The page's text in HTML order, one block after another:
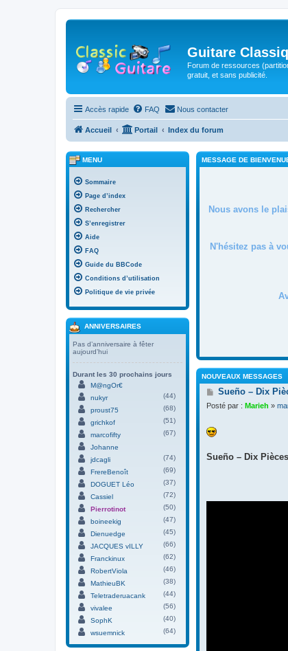
Guitare
Forum de ressources
gratuit, et sans publicité.
Accès rapide FAQ Nous contacter
Accueil Portail Index du forum
MESSAGE DE
Nous avons le
N'hésitez pas à
NOUVEAUX MESSAGES
M
s
a
g
Sueño – Dix
Posté par : Marieh »
Sueño – Dix
MENU
Sommaire
Page d’index
Rechercher
S’enregistrer
Aide
FAQ
Guide du BBCode
Conditions d’utilisation
Politique de vie privée
ANNIVERSAIRES
Pas d’anniversaire à fêter
aujourd’hui
Durant les 30 prochains jours
M@ngOr€
nukyr
(44)
proust75
(68)
grichkof
(51)
marcofifty
(67)
Johanne
jdcagli
(74)
FrereBenoît
(69)
DOGUET Léo
(37)
Cassiel
(72)
Pierrotinot
(50)
boineekig
(47)
Dienuedge
(45)
JACQUES vILLY
(66)
Franckinux
(62)
RobertViola
(46)
MathieuBK
(38)
Teletraderuacank
(44)
vivalee
(56)
SophK
(40)
wsuemnick
(64)